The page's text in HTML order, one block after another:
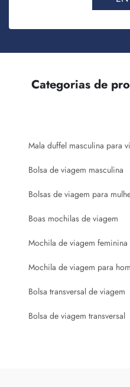
Categorias de
Mala duffel masculina para
Bolsa de viagem masculina
Bolsas de viagem para
Boas mochilas de viagem
Mochila de viagem feminina
Mochila de viagem para
Bolsa transversal de viagem
Bolsa de viagem transversal